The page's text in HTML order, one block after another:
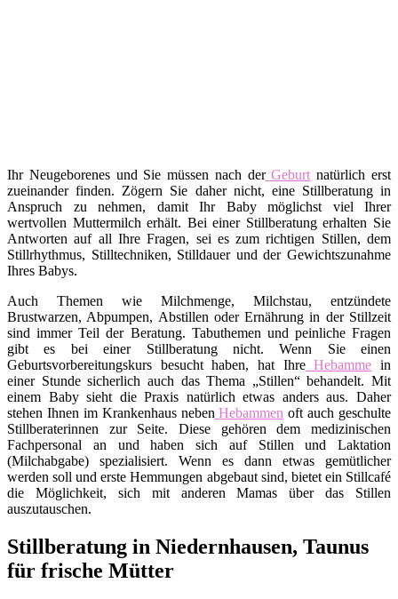
Ihr Neugeborenes und Sie müssen nach derGeburt natürlich erst
zueinander finden. Zögern Sie daher nicht, eine Stillberatung in
Anspruch zu nehmen, damit Ihr Baby möglichst viel Ihrer
wertvollen Muttermilch erhält. Bei einer Stillberatung erhalten Sie
Antworten auf all Ihre Fragen, sei es zum richtigen Stillen, dem
Stillrhythmus, Stilltechniken, Stilldauer und der Gewichtszunahme
Ihres Babys.
Auch Themen wie Milchmenge, Milchstau, entzündete
Brustwarzen, Abpumpen, Abstillen oder Ernährung in der Stillzeit
sind immer Teil der Beratung. Tabuthemen und peinliche Fragen
gibt es bei einer Stillberatung nicht. Wenn Sie einen
Geburtsvorbereitungskurs besucht haben, hat IhreHebamme in
einer Stunde sicherlich auch das Thema „Stillen“ behandelt. Mit
einem Baby sieht die Praxis natürlich etwas anders aus. Daher
stehen Ihnen im Krankenhaus neben Hebammen oft auch geschulte
Stillberaterinnen zur Seite. Diese gehören dem medizinischen
Fachpersonal an und haben sich auf Stillen und Laktation
(Milchabgabe) spezialisiert. Wenn es dann etwas gemütlicher
werden soll und erste Hemmungen abgebaut sind, bietet ein Stillcafé
die Möglichkeit, sich mit anderen Mamas über das Stillen
auszutauschen.
Stillberatung in Niedernhausen, Taunus
für frische Mütter